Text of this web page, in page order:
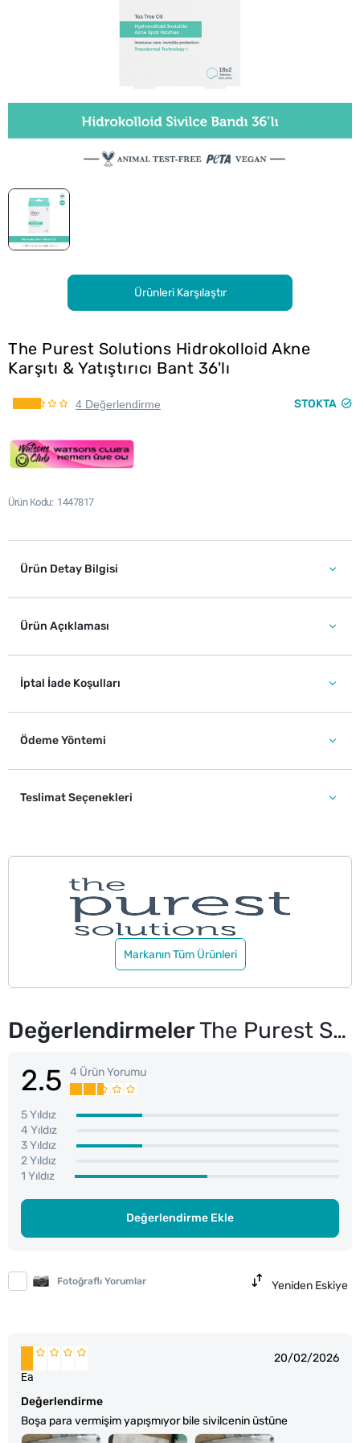
Ürünleri Karşılaştır
The Purest Solutions Hidrokolloid Akne
Karşıtı & Yatıştırıcı Bant 36'lı
4 Değerlendirme STOKTA
Ürün Kodu 1447817
Ürün Detay Bilgisi
Ürün Açıklaması
İptal İade Koşulları
Ödeme Yöntemi
Teslimat Seçenekleri
Markanın Tüm Ürünleri
DeğerlendirmelerThe Purest Solutions Hidrokolloid Akne Karşıtı & Yatıştırıcı Bant 36'lı
2.5 4 Ürün Yorumu
5 Yıldız
4 Yıldız
3 Yıldız
2 Yıldız
1 Yıldız
Değerlendirme Ekle
Fotoğraflı Yorumlar Yeniden Eskiye
20/02/2026
Değerlendirme
Boşa para vermişim yapışmıyor bile sivilcenin üstüne
Ea